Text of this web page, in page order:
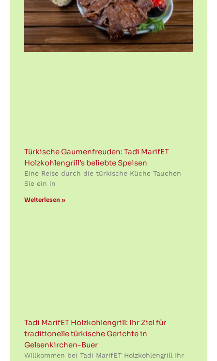
Türkische Gaumenfreuden: Tadi MarifET
Holzkohlengrill’s beliebte Speisen
Eine Reise durch die türkische Küche Tauchen
Sie ein in
Weiterlesen »
Tadi MarifET Holzkohlengrill: Ihr Ziel für
traditionelle türkische Gerichte in
Gelsenkirchen-Buer
Willkommen bei Tadi MarifET Holzkohlengrill Ihr